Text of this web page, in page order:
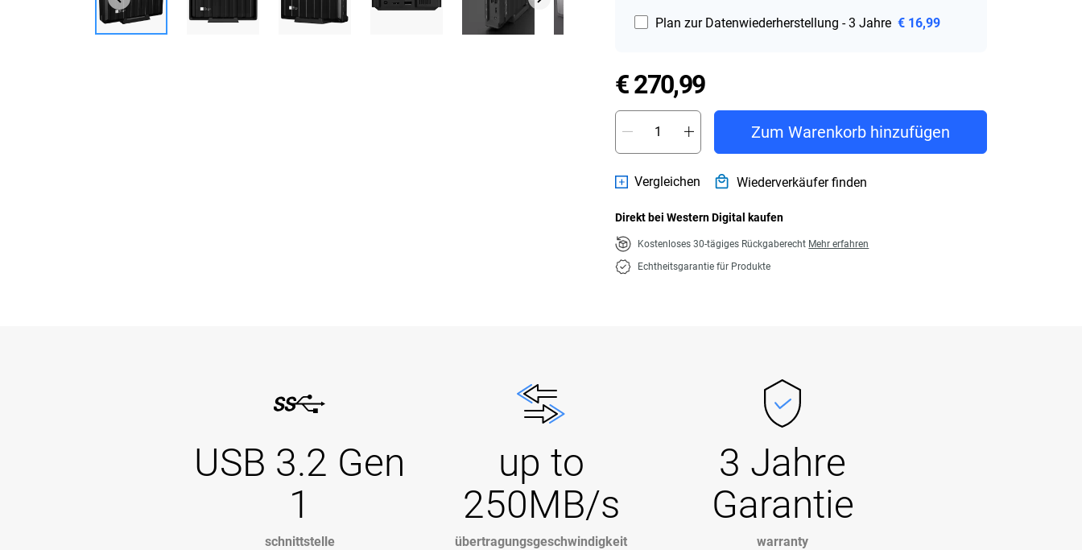
Plan zur Datenwiederherstellung - 3 Jahre € 16,99
€ 270,99Price € 270,99
Zum Warenkorb hinzufügen
Vergleichen Wiederverkäufer finden
Direkt bei Western Digital kaufen
Kostenloses 30-tägiges Rückgaberecht Mehr erfahren
Echtheitsgarantie für Produkte
USB 3.2 Gen
1
schnittstelle
up to
250MB/s
übertragungsgeschwindigkeit
3 Jahre
Garantie
warranty